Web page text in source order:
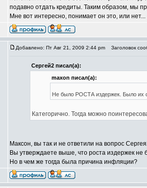
подавно отдать кредиты. Таким образом, мы
Мне вот интересно, понимает он это, или нет...
Добавлено: Пт Авг 21, 2009 2:44 pm Заголовок
Сергей2 писал(а):
maxon писал(а):
Не было РОСТА издержек. Было их
Категорично. Тогда можно
Максон, вы так и не ответили на вопрос
Вы утверждаете выше, что роста издержек
Но в чем же тогда была причина инфляции?